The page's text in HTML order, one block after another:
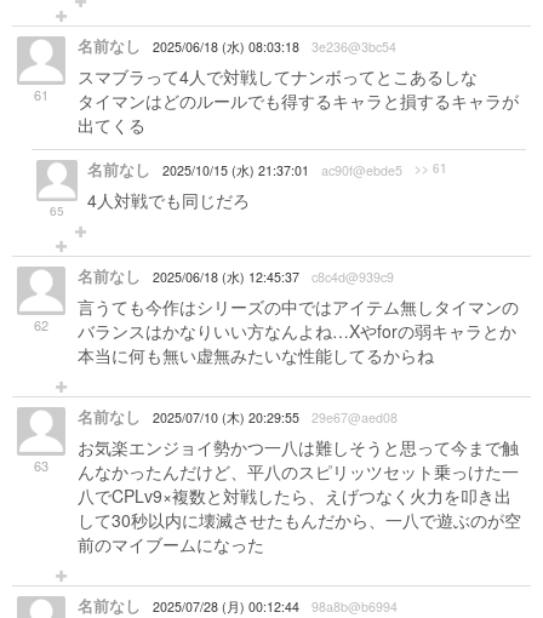
61
名前なし 2025/06/18 (水) 08:03:18 3e236@3bc54
スマブラって4人で対戦してナンボってとこあるしな
タイマンはどのルールでも得するキャラと損するキャラが
出てくる
65
名前なし 2025/10/15 (水) 21:37:01 ac90f@ebde5 >> 61
4人対戦でも同じだろ
62
名前なし 2025/06/18 (水) 12:45:37 c8c4d@939c9
言うても今作はシリーズの中ではアイテム無しタイマンの
バランスはかなりいい方なんよね…Xやforの弱キャラとか
本当に何も無い虚無みたいな性能してるからね
63
名前なし 2025/07/10 (木) 20:29:55 29e67@aed08
お気楽エンジョイ勢かつ一八は難しそうと思って今まで触
んなかったんだけど、平八のスピリッツセット乗っけた一
八でCPLv9×複数と対戦したら、えげつなく火力を叩き出
して30秒以内に壊滅させたもんだから、一八で遊ぶのが空
前のマイブームになった
名前なし 2025/07/28 (月) 00:12:44 98a8b@b6994